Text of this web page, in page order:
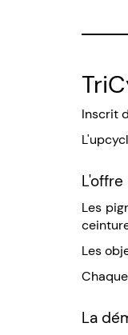
Inscrit
L'offre
Les
Les
La